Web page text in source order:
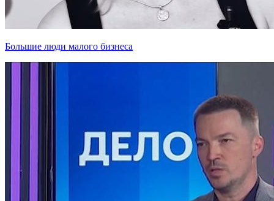
Большие люди малого бизнеса